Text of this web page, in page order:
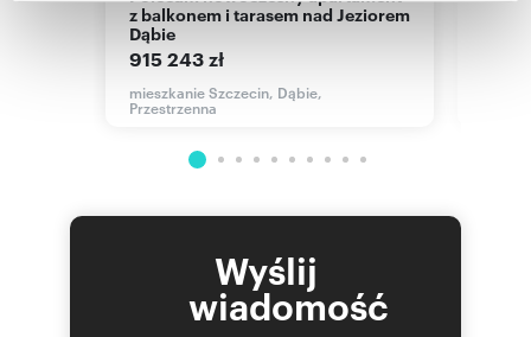
Partnerzy mogą połączyć te informacje z innymi danymi
otrzymanymi od Ciebie lub uzyskanymi podczas
z balkonem i tarasem nad Jeziorem
Dąbie
915 243 zł
mieszkanie Szczecin, Dąbie,
Przestrzenna
Wyślij
wiadomość